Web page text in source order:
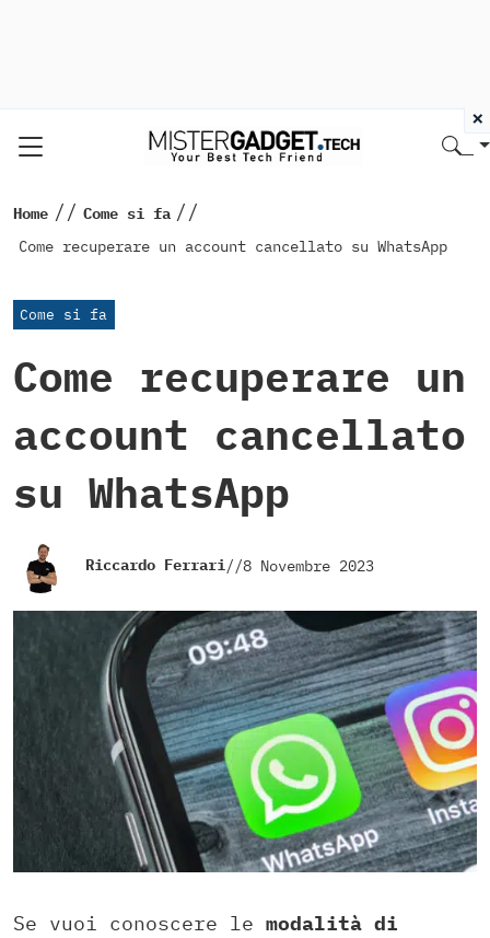
Home // Come si fa //
Come recuperare un account cancellato su WhatsApp
Come si fa
Come recuperare un
account cancellato
su WhatsApp
Riccardo Ferrari//8 Novembre 2023
Se vuoi conoscere le modalità di
×